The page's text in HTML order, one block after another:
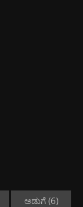
ಅಡುಗೆ (6)